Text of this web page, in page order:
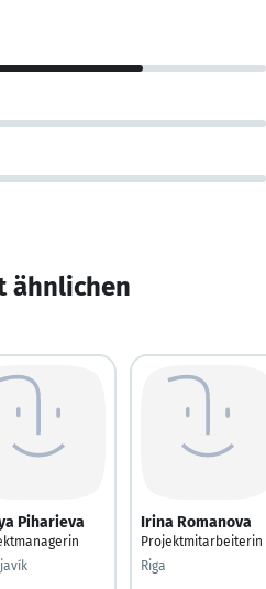
ähnlichen
Piharieva Irina Romanova
Projektmitarbeiterin
Riga